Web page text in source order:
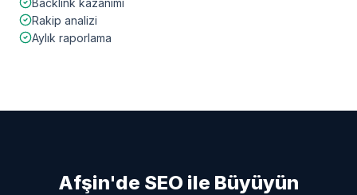
Backlink kazanımı
Rakip analizi
Aylık raporlama
Afşin'de SEO ile Büyüyün